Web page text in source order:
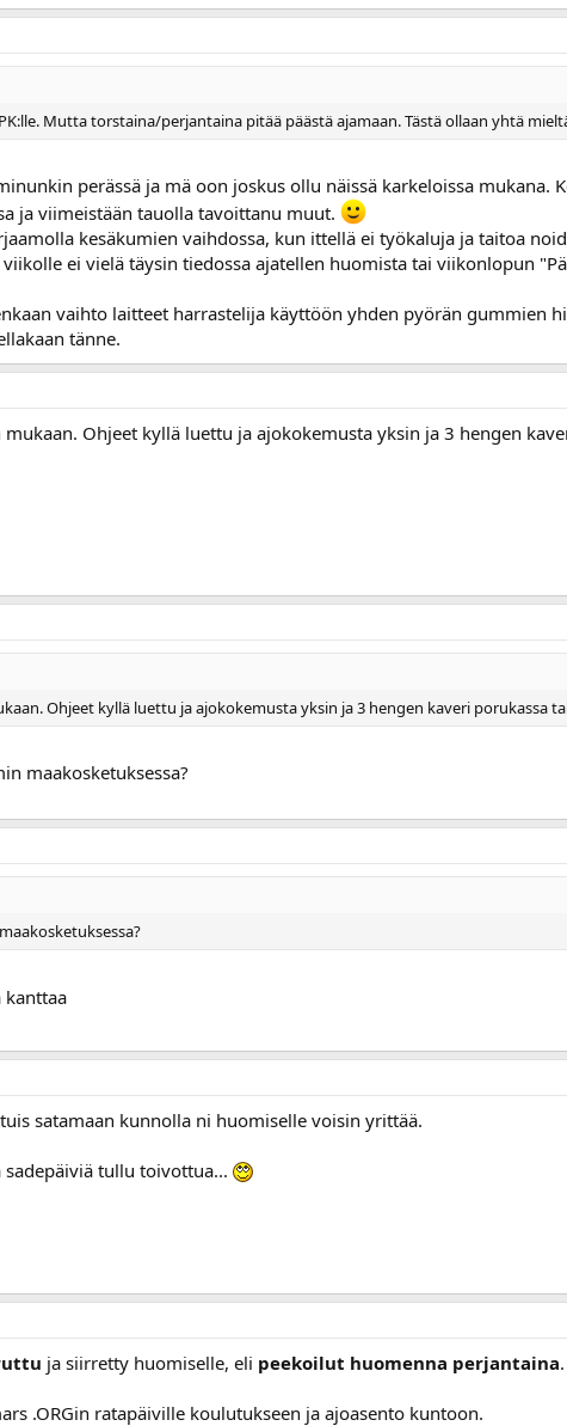
Mutta torstaina/perjantaina pitää päästä ajamaan. Tästä ollaan yhtä
perässä ja mä oon joskus ollu näissä karkeloissa mukana.
ja viimeistään tauolla tavoittanu muut.
kesäkumien vaihdossa, kun ittellä ei työkaluja ja taitoa
ei vielä täysin tiedossa ajatellen huomista tai viikonlopun
vaihto laitteet harrastelija käyttöön yhden pyörän gummien
tänne.
Ohjeet kyllä luettu ja ajokokemusta yksin ja 3 hengen
Ohjeet kyllä luettu ja ajokokemusta yksin ja 3 hengen kaveri porukassa
maakosketuksessa?
kanttaa
satamaan kunnolla ni huomiselle voisin yrittää.
tullu toivottua...
ja siirretty huomiselle, eli peekoilut huomenna perjantaina.
.ORGin ratapäiville koulutukseen ja ajoasento kuntoon.